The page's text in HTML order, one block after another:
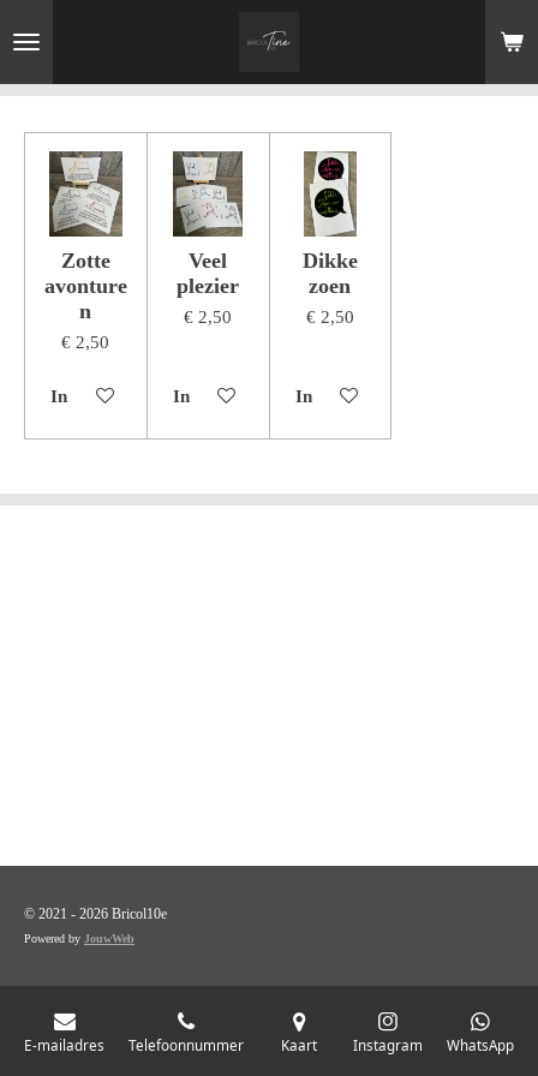
direct
naar
Zotte
avonture
n
€ 2,50
In winkelwagen
Veel
plezier
€ 2,50
In winkelwagen
Dikke
zoen
€ 2,50
In winkelwagen
© 2021 - 2026 Bricol10e
Powered by JouwWeb
E-mailadres Telefoonnummer Kaart Instagram WhatsApp